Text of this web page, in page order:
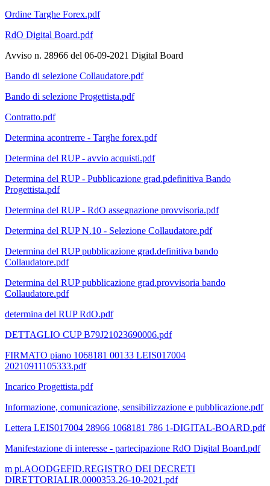
Ordine Targhe Forex.pdf
RdO Digital Board.pdf
Avviso n. 28966 del 06-09-2021 Digital Board
Bando di selezione Collaudatore.pdf
Bando di selezione Progettista.pdf
Contratto.pdf
Determina acontrerre - Targhe forex.pdf
Determina del RUP - avvio acquisti.pdf
Determina del RUP - Pubblicazione grad.pdefinitiva Bando
Progettista.pdf
Determina del RUP - RdO assegnazione provvisoria.pdf
Determina del RUP N.10 - Selezione Collaudatore.pdf
Determina del RUP pubblicazione grad.definitiva bando
Collaudatore.pdf
Determina del RUP pubblicazione grad.provvisoria bando
Collaudatore.pdf
determina del RUP RdO.pdf
DETTAGLIO CUP B79J21023690006.pdf
FIRMATO piano 1068181 00133 LEIS017004
20210911105333.pdf
Incarico Progettista.pdf
Informazione, comunicazione, sensibilizzazione e pubblicazione.pdf
Lettera LEIS017004 28966 1068181 786 1-DIGITAL-BOARD.pdf
Manifestazione di interesse - partecipazione RdO Digital Board.pdf
m pi.AOODGEFID.REGISTRO DEI DECRETI
DIRETTORIALIR.0000353.26-10-2021.pdf